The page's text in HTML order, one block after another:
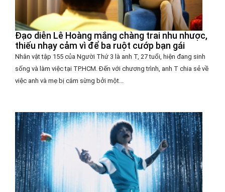
Đạo diễn Lê Hoàng mắng chàng trai nhu nhược,
thiếu nhạy cảm vì để ba ruột cướp bạn gái
Nhân vật tập 155 của Người Thứ 3 là anh T, 27 tuổi, hiện đang sinh
sống và làm việc tại TP.HCM. Đến với chương trình, anh T chia sẻ về
việc anh và mẹ bị cắm sừng bởi một...